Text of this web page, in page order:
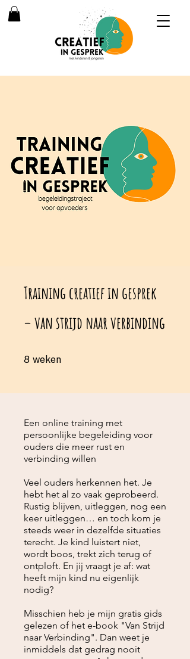
Training creatief in gesprek
– van strijd naar verbinding
8 weken
Een online training met
persoonlijke begeleiding voor
ouders die meer rust en
verbinding willen
Veel ouders herkennen het. Je
hebt het al zo vaak geprobeerd.
Rustig blijven, uitleggen, nog een
keer uitleggen… en toch kom je
steeds weer in dezelfde situaties
terecht. Je kind luistert niet,
wordt boos, trekt zich terug of
ontploft. En jij vraagt je af: wat
heeft mijn kind nu eigenlijk
nodig?
Misschien heb je mijn gratis gids
gelezen of het e-book "Van Strijd
naar Verbinding". Dan weet je
inmiddels dat gedrag nooit